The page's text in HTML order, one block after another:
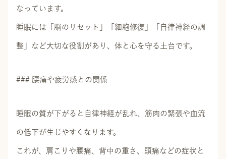
なっています。
睡眠には「脳のリセット」「細胞修復」「自律神経の調
整」など大切な役割があり、体と心を守る土台です。
### 腰痛や疲労感との関係
睡眠の質が下がると自律神経が乱れ、筋肉の緊張や血流
の低下が生じやすくなります。
これが、肩こりや腰痛、背中の重さ、頭痛などの症状と